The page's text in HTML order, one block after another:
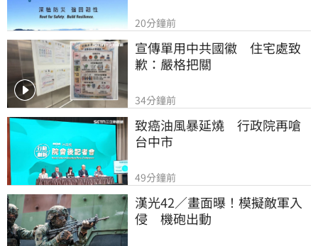
20分鐘前
宣傳單用中共國徽　住宅處致
歉：嚴格把關
34分鐘前
致癌油風暴延燒　行政院再嗆
台中市
49分鐘前
漢光42／畫面曝！模擬敵軍入
侵　機砲出動